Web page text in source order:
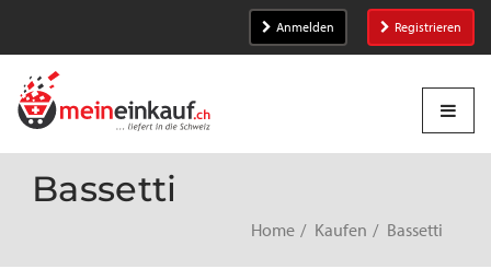
Anmelden Registrieren
Bassetti
Home Kaufen Bassetti